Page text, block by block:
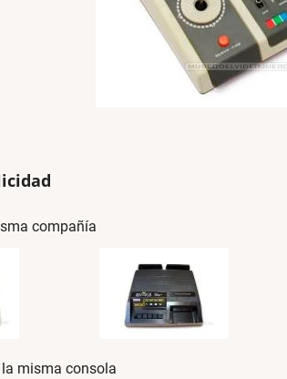
compañía
misma consola